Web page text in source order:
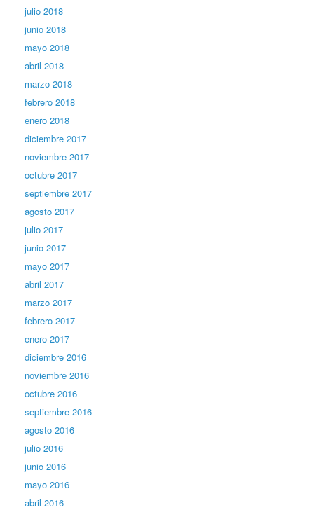
julio 2018
junio 2018
mayo 2018
abril 2018
marzo 2018
febrero 2018
enero 2018
diciembre 2017
noviembre 2017
octubre 2017
septiembre 2017
agosto 2017
julio 2017
junio 2017
mayo 2017
abril 2017
marzo 2017
febrero 2017
enero 2017
diciembre 2016
noviembre 2016
octubre 2016
septiembre 2016
agosto 2016
julio 2016
junio 2016
mayo 2016
abril 2016